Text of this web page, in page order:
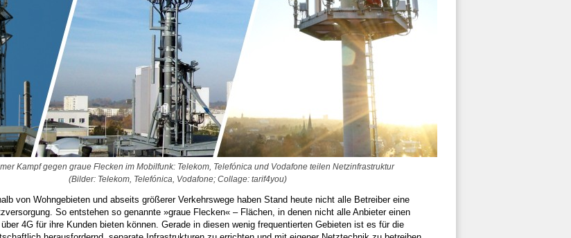
Kampf gegen graue Flecken im Mobilfunk: Telekom, Telefónica und Vodafone teilen Netzinfrastruktur
(Bilder: Telekom, Telefónica, Vodafone; Collage: tarif4you)
von Wohngebieten und abseits größerer Verkehrswege haben Stand heute nicht alle Betreiber eine
So entstehen so genannte »graue Flecken« – Flächen, in denen nicht alle Anbieter einen
4G für ihre Kunden bieten können. Gerade in diesen wenig frequentierten Gebieten ist es für die